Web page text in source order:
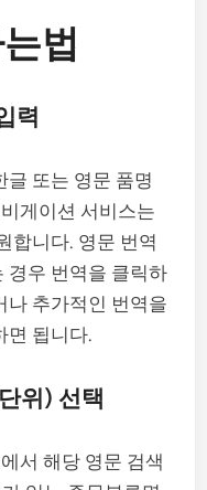
법
력
글 또는 영문 품명
게이션 서비스는
합니다. 영문 번역
경우 번역을 클릭하
나 추가적인 번역을
면 됩니다.
위) 선택
서 해당 영문 검색